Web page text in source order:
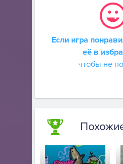
Если игра
её в
чтобы не